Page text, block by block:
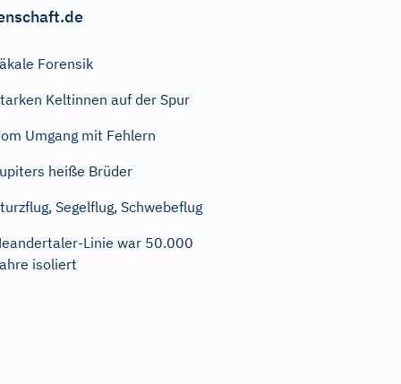
Forensik
Keltinnen auf der Spur
Umgang mit Fehlern
heiße Brüder
Segelflug, Schwebeflug
Linie war 50.000
isoliert